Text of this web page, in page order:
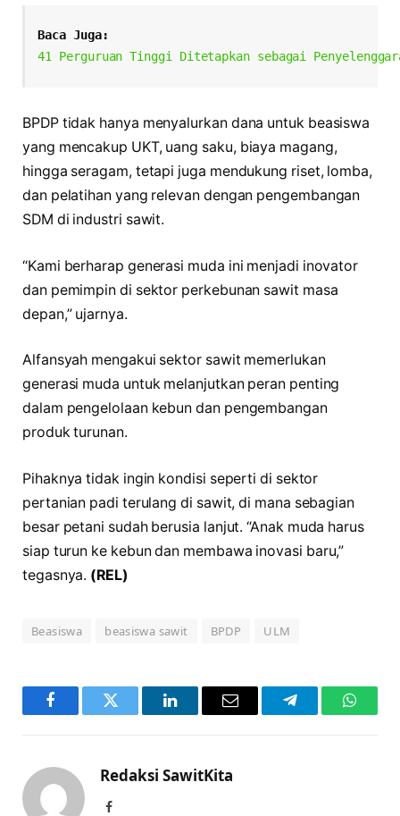
Baca Juga:
41 Perguruan Tinggi Ditetapkan sebagai
BPDP tidak hanya menyalurkan dana untuk beasiswa
yang mencakup UKT, uang saku, biaya magang,
hingga seragam, tetapi juga mendukung riset, lomba,
dan pelatihan yang relevan dengan pengembangan
SDM di industri sawit.
“Kami berharap generasi muda ini menjadi inovator
dan pemimpin di sektor perkebunan sawit masa
depan,” ujarnya.
Alfansyah mengakui sektor sawit memerlukan
generasi muda untuk melanjutkan peran penting
dalam pengelolaan kebun dan pengembangan
produk turunan.
Pihaknya tidak ingin kondisi seperti di sektor
pertanian padi terulang di sawit, di mana sebagian
besar petani sudah berusia lanjut. “Anak muda harus
siap turun ke kebun dan membawa inovasi baru,”
tegasnya. (REL)
Beasiswa beasiswa sawit BPDP ULM
FacebookTwitter LinkedInEmail Telegram
Redaksi SawitKita
Facebook